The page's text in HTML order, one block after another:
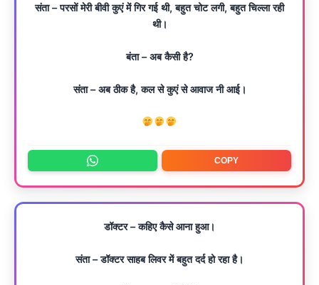
संता – परसों मेरी बीवी कुएं में गिर गई थी, बहुत चोट लगी, बहुत चिल्ला रही
थी।
बंता – अब कैसी है?
संता – अब ठीक है, कल से कुएं से आवाज नी आई।
COPY
डॉक्टर – कहिए कैसे आना हुआ।
संता – डॉक्टर साहब लिवर में बहुत दर्द हो रहा है।